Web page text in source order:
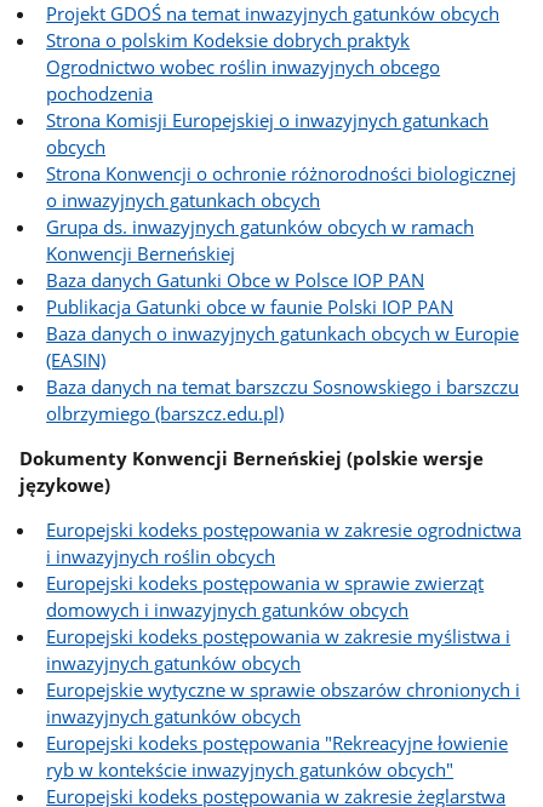
Projekt GDOŚ na temat inwazyjnych gatunków obcych
Strona o polskim Kodeksie dobrych praktyk
Ogrodnictwo wobec roślin inwazyjnych obcego
pochodzenia
Strona Komisji Europejskiej o inwazyjnych gatunkach
obcych
Strona Konwencji o ochronie różnorodności biologicznej
o inwazyjnych gatunkach obcych
Grupa ds. inwazyjnych gatunków obcych w ramach
Konwencji Berneńskiej
Baza danych Gatunki Obce w Polsce IOP PAN
Publikacja Gatunki obce w faunie Polski IOP PAN
Baza danych o inwazyjnych gatunkach obcych w Europie
(EASIN)
Baza danych na temat barszczu Sosnowskiego i barszczu
olbrzymiego (barszcz.edu.pl)
Dokumenty Konwencji Berneńskiej (polskie wersje
językowe)
Europejski kodeks postępowania w zakresie ogrodnictwa
i inwazyjnych roślin obcych
Europejski kodeks postępowania w sprawie zwierząt
domowych i inwazyjnych gatunków obcych
Europejski kodeks postępowania w zakresie myślistwa i
inwazyjnych gatunków obcych
Europejskie wytyczne w sprawie obszarów chronionych i
inwazyjnych gatunków obcych
Europejski kodeks postępowania "Rekreacyjne łowienie
ryb w kontekście inwazyjnych gatunków obcych"
Europejski kodeks postępowania w zakresie żeglarstwa